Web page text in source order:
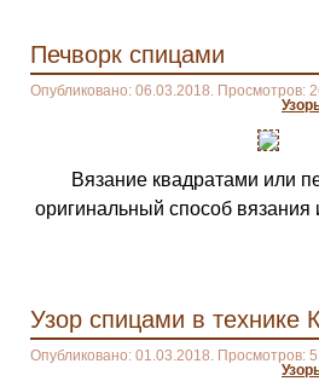
Печворк спицами
Опубликовано: 06.03.2018. Просмотров:
Вязание квадратами или
оригинальный способ вязания
Узор спицами в технике
Опубликовано: 01.03.2018. Просмотров: